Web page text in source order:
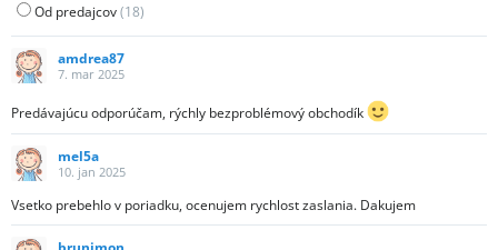
Od predajcov(18)
amdrea87
7. mar 2025
Predávajúcu odporúčam, rýchly bezproblémový obchodík
mel5a
10. jan 2025
Vsetko prebehlo v poriadku, ocenujem rychlost zaslania. Dakujem